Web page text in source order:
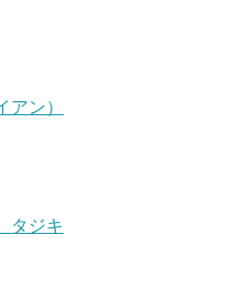
ン）
タジキ